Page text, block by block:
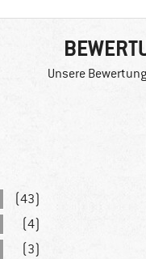
Unsere
(43)
(4)
(3)